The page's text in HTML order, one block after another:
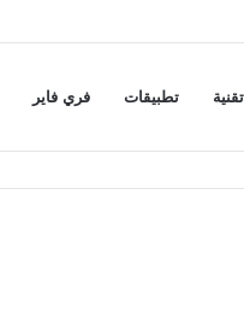
تقنية تطبيقات فري فاير